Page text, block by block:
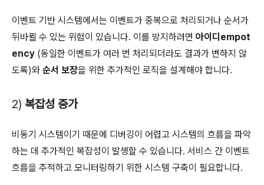
이벤트 기반 시스템에서는 이벤트가 중복으로 처리되거나 순서가
뒤바뀔 수 있는 위험이 있습니다. 이를 방지하려면 아이디empot
ency (동일한 이벤트가 여러 번 처리되더라도 결과가 변하지 않
도록)와 순서 보장을 위한 추가적인 로직을 설계해야 합니다.
2) 복잡성 증가
비동기 시스템이기 때문에 디버깅이 어렵고 시스템의 흐름을 파악
하는 데 추가적인 복잡성이 발생할 수 있습니다. 서비스 간 이벤트
흐름을 추적하고 모니터링하기 위한 시스템 구축이 필요합니다.